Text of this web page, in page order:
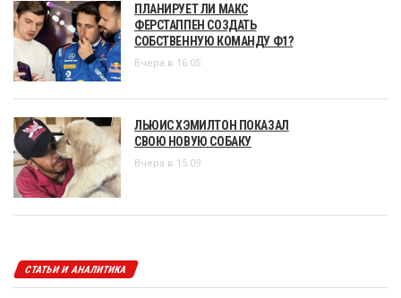
ПЛАНИРУЕТ ЛИ МАКС
ФЕРСТАППЕН СОЗДАТЬ
СОБСТВЕННУЮ КОМАНДУ Ф1?
Вчера в 16:05
ЛЬЮИС ХЭМИЛТОН ПОКАЗАЛ
СВОЮ НОВУЮ СОБАКУ
Вчера в 15:09
СТАТЬИ И АНАЛИТИКА